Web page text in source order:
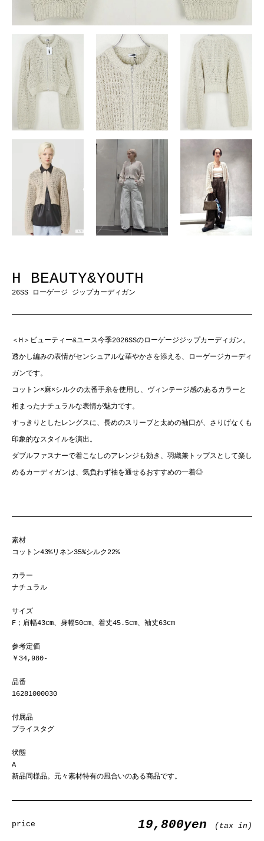
H BEAUTY&YOUTH
26SS ローゲージ ジップカーディガン
＜H＞ビューティー&ユース今季2026SSのローゲージジップカーディガン。
透かし編みの表情がセンシュアルな華やかさを添える、ローゲージカーディ
ガンです。
コットン×麻×シルクの太番手糸を使用し、ヴィンテージ感のあるカラーと
相まったナチュラルな表情が魅力です。
すっきりとしたレングスに、長めのスリーブと太めの袖口が、さりげなくも
印象的なスタイルを演出。
ダブルファスナーで着こなしのアレンジも効き、羽織兼トップスとして楽し
めるカーディガンは、気負わず袖を通せるおすすめの一着◎
素材
コットン43%リネン35%シルク22%
カラー
ナチュラル
サイズ
F；肩幅43cm、身幅50cm、着丈45.5cm、袖丈63cm
参考定価
￥34,980-
品番
16281000030
付属品
プライスタグ
状態
A
新品同様品。元々素材特有の風合いのある商品です。
price 19,800yen (tax in)